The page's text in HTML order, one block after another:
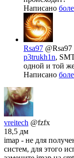
Написано
Rsa97 @Rsa97
p3trukh1n,
одной и той
Написано
vreitech @fzfx
18,5 дм
imap - не для
систем, для этого